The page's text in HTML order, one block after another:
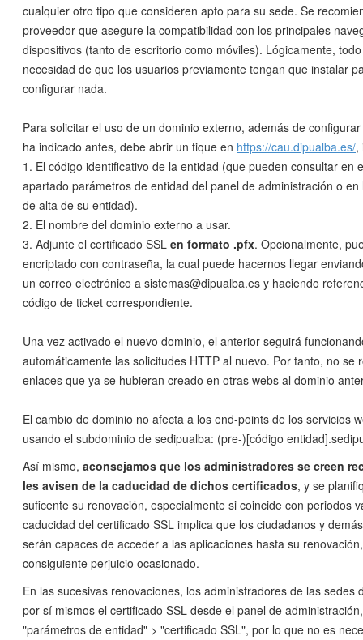
cualquier otro tipo que consideren apto para su sede. Se
proveedor que asegure la compatibilidad con los principales
dispositivos (tanto de escritorio como móviles). Lógicamente,
necesidad de que los usuarios previamente tengan que instalar
configurar nada.
Para solicitar el uso de un dominio externo, además de
ha indicado antes, debe abrir un tique en https://cau.dipualba.es/,
1. El código identificativo de la entidad (que pueden consultar en
apartado parámetros de entidad del panel de administración o
de alta de su entidad).
2. El nombre del dominio externo a usar.
3. Adjunte el certificado SSL en formato .pfx. Opcionalmente,
encriptado con contraseña, la cual puede hacernos llegar
un correo electrónico a sistemas@dipualba.es y haciendo
código de ticket correspondiente.
Una vez activado el nuevo dominio, el anterior seguirá
automáticamente las solicitudes HTTP al nuevo. Por tanto, no se
enlaces que ya se hubieran creado en otras webs al dominio
El cambio de dominio no afecta a los end-points de los servicios
usando el subdominio de sedipualba: (pre-)[código
Así mismo, aconsejamos que los administradores se creen
les avisen de la caducidad de dichos certificados, y se
suficente su renovación, especialmente si coincide con periodos
caducidad del certificado SSL implica que los ciudadanos y
serán capaces de acceder a las aplicaciones hasta su
consiguiente perjuicio ocasionado.
En las sucesivas renovaciones, los administradores de las sedes
por sí mismos el certificado SSL desde el panel de
"parámetros de entidad" > "certificado SSL", por lo que no es